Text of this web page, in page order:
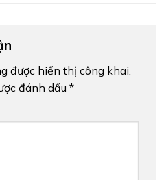
được hiển thị công khai.
đánh dấu *